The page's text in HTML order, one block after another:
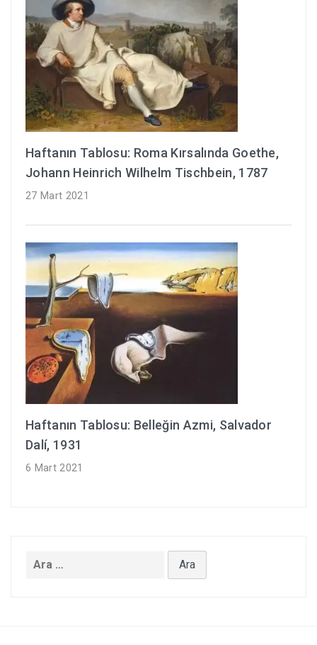
Haftanın Tablosu: Roma Kırsalında Goethe,
Johann Heinrich Wilhelm Tischbein, 1787
27 Mart 2021
Haftanın Tablosu: Belleğin Azmi, Salvador
Dalí, 1931
6 Mart 2021
Arama: